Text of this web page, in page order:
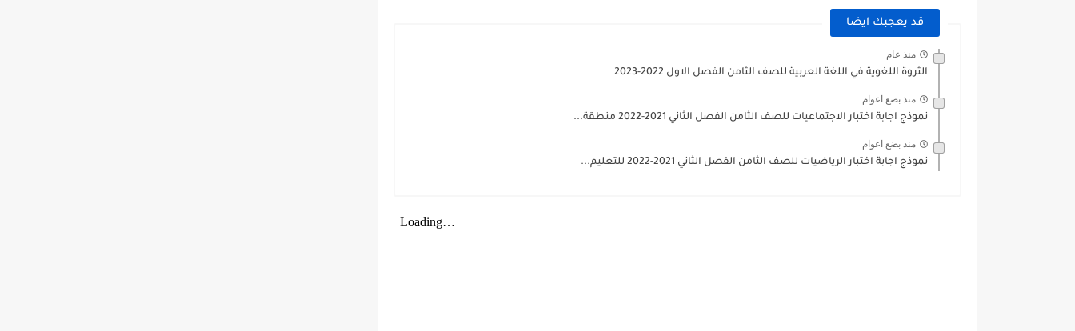
قد يعجبك ايضا
منذ عام
الثروة اللغوية في اللغة العربية للصف الثامن الفصل الاول 2022-2023
منذ بضع اعوام
نموذج اجابة اختبار الاجتماعيات للصف الثامن الفصل الثاني 2021-2022 منطقة...
منذ بضع اعوام
نموذج اجابة اختبار الرياضيات للصف الثامن الفصل الثاني 2021-2022 للتعليم...